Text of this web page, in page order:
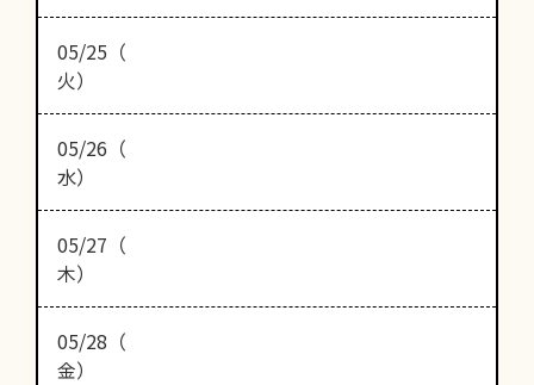
05/25（
火）
05/26（
水）
05/27（
木）
05/28（
金）